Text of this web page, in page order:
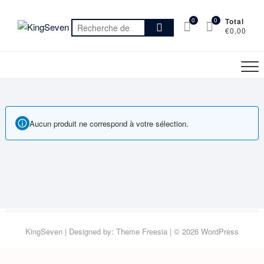
Recherche
pour :
0 Total
€0,00
0
Aucun produit ne correspond à votre sélection.
KingSeven| Designed by: Theme Freesia| © 2026 WordPress